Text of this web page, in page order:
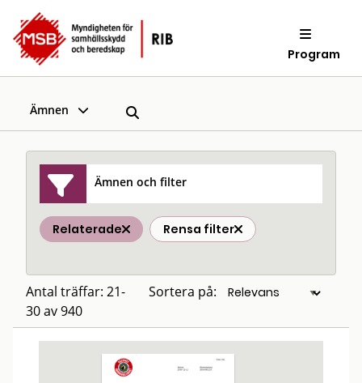
Program
Ämnen
Ämnen och filter
Relaterade Rensa filter
Antal träffar: 21-
30 av 940
Sortera på: